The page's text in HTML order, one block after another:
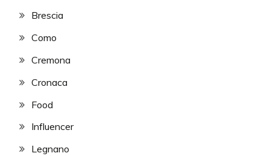
Brescia
Como
Cremona
Cronaca
Food
Influencer
Legnano